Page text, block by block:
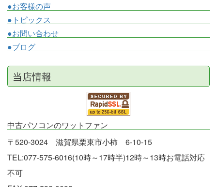
●お客様の声
●トピックス
●お問い合わせ
●ブログ
当店情報
中古パソコンのワットファン
〒520-3024 滋賀県栗東市小柿 6-10-15
TEL:077-575-6016(10時～17時半)12時～13時お電話対応
不可